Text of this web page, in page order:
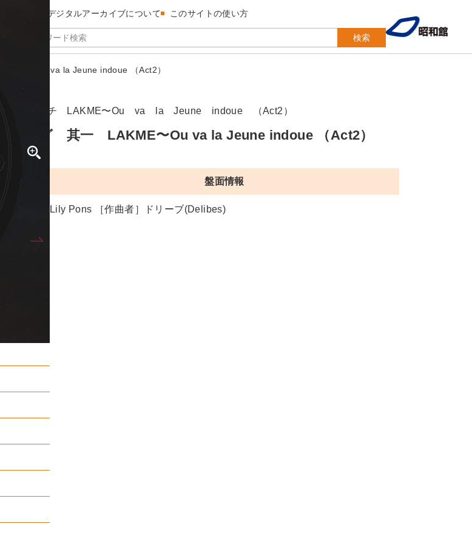
検索
昭和館デジタルアーカイブについて このサイトの使い方
〜Ou va la Jeune indoue （Act2）
グ ソノイチ LAKME〜Ou va la Jeune indoue （Act2）
ソング 其一 LAKME〜Ou va la Jeune indoue （Act2）
盤面情報
Lily Pons ［作曲者］ドリーブ(Delibes)